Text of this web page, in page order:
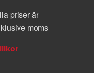
priser är
moms